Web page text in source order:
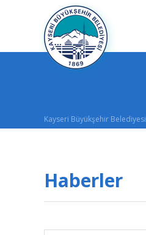
Kayseri Büyükşehir Belediyesi
Haberler